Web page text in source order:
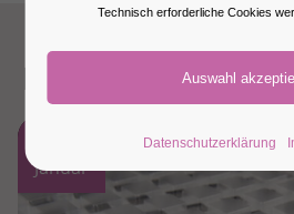
Hans Brunner
Januar
Technisch erforderliche Cookies
Datenschutzerklärung